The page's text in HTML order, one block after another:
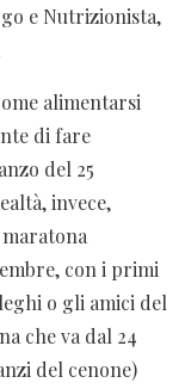
e Nutrizionista,
alimentarsi
di fare
del 25
invece,
con i primi
o gli amici del
che va dal 24
del cenone)